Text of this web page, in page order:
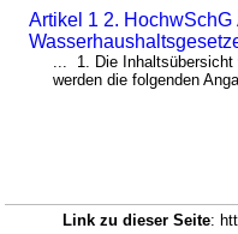
Artikel 1 2.
... 1. Die Inhaltsübersicht
werden die folgenden
Link zu dieser Seite: